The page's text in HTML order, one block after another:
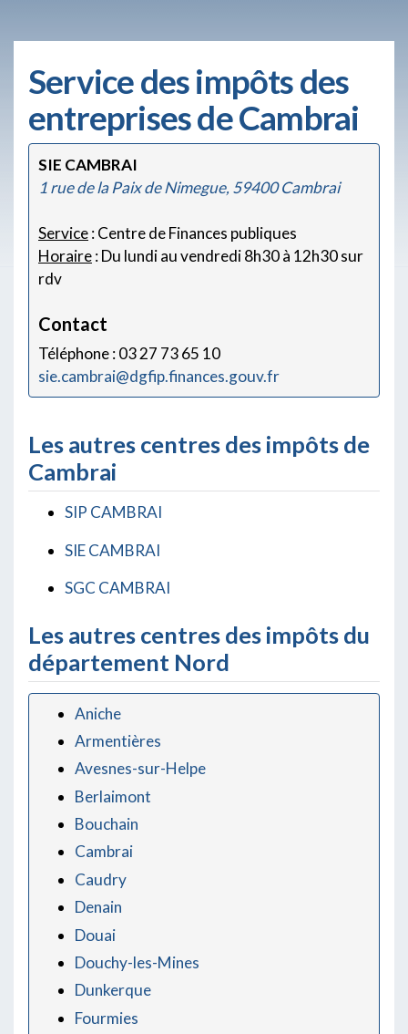
Service des impôts des
entreprises de Cambrai
SIE CAMBRAI
1 rue de la Paix de Nimegue, 59400 Cambrai
Service: Centre de Finances publiques
Horaire: Du lundi au vendredi 8h30 à 12h30 sur
rdv
Contact
Téléphone : 03 27 73 65 10
sie.cambrai@dgfip.finances.gouv.fr
Les autres centres des impôts de
Cambrai
SIP CAMBRAI
SIE CAMBRAI
SGC CAMBRAI
Les autres centres des impôts du
département Nord
Aniche
Armentières
Avesnes-sur-Helpe
Berlaimont
Bouchain
Cambrai
Caudry
Denain
Douai
Douchy-les-Mines
Dunkerque
Fourmies